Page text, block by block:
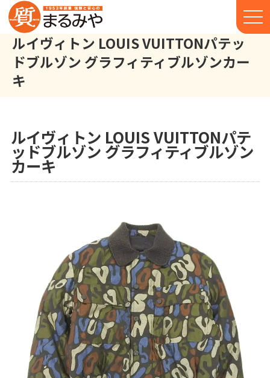
ルイヴィトン LOUIS VUITTONパテッ
ドブルゾン グラフィティブルゾンカー
キ
ルイヴィトン LOUIS VUITTONパテ
ッドブルゾン グラフィティブルゾン
カーキ